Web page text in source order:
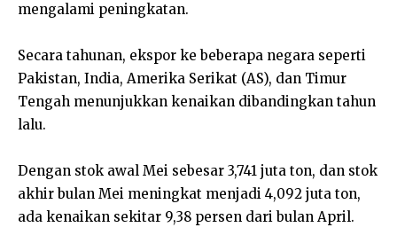
mengalami peningkatan.
Secara tahunan, ekspor ke beberapa negara seperti
Pakistan, India, Amerika Serikat (AS), dan Timur
Tengah menunjukkan kenaikan dibandingkan tahun
lalu.
Dengan stok awal Mei sebesar 3,741 juta ton, dan stok
akhir bulan Mei meningkat menjadi 4,092 juta ton,
ada kenaikan sekitar 9,38 persen dari bulan April.